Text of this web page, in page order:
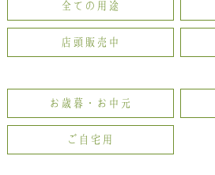
お問い合わせ
全ての用途
店頭販売中
お歳暮・お中元
ご自宅用